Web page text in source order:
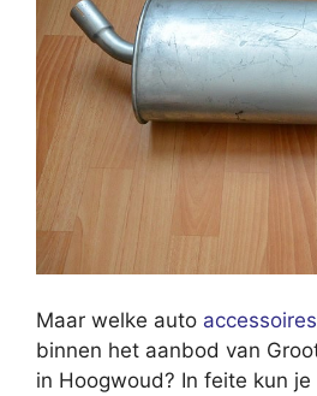
Maar welke auto accessoires
binnen het aanbod van
in Hoogwoud? In feite kun